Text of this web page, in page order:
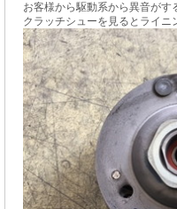
お客様から駆動系から異音がす
クラッチシューを見るとライニ